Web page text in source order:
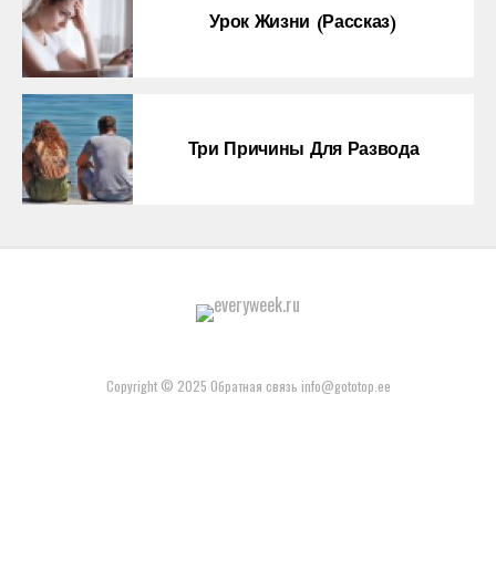
Урок Жизни (рассказ)
Три Причины Для Развода
Copyright © 2025 Обратная связь info@gototop.ee